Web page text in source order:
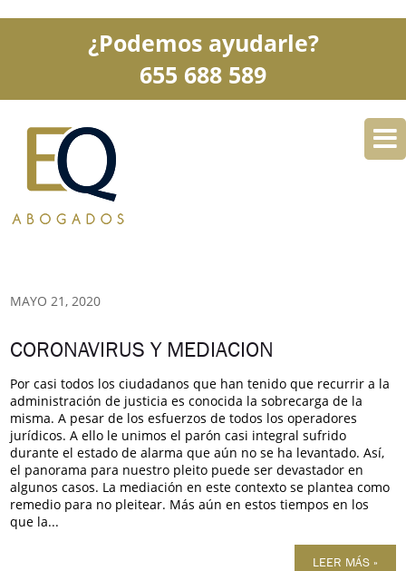
¿Podemos ayudarle?
655 688 589
SERVICIOS
MAYO 21, 2020
CORONAVIRUS Y MEDIACION
Por casi todos los ciudadanos que han tenido que recurrir a la
administración de justicia es conocida la sobrecarga de la
misma. A pesar de los esfuerzos de todos los operadores
jurídicos. A ello le unimos el parón casi integral sufrido
durante el estado de alarma que aún no se ha levantado. Así,
el panorama para nuestro pleito puede ser devastador en
algunos casos. La mediación en este contexto se plantea como
remedio para no pleitear. Más aún en estos tiempos en los
que la...
LEER MÁS »